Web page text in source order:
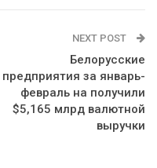
NEXT POST
Белорусские
предприятия за январь-
февраль на получили
$5,165 млрд валютной
выручки